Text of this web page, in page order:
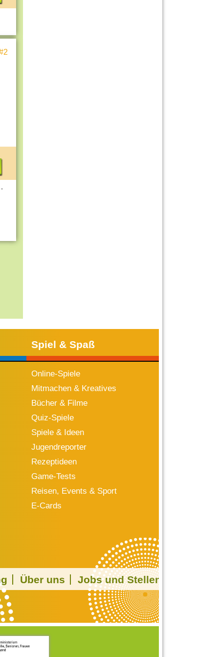
-
Spiel & Spaß
Online-Spiele
Mitmachen & Kreatives
Bücher & Filme
Quiz-Spiele
Spiele & Ideen
Jugendreporter
Rezeptideen
Game-Tests
Reisen, Events & Sport
E-Cards
Über uns Jobs und Stellen